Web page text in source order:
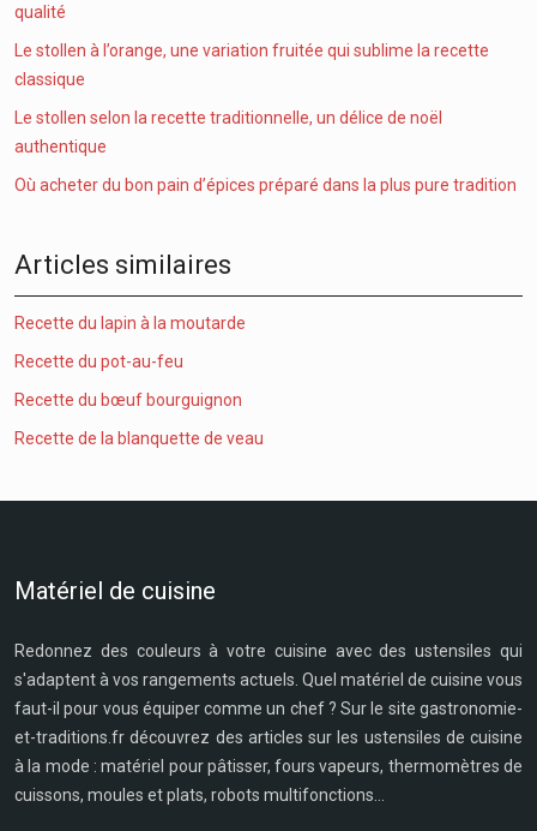
qualité
Le stollen à l’orange, une variation fruitée qui sublime la recette
classique
Le stollen selon la recette traditionnelle, un délice de noël
authentique
Où acheter du bon pain d’épices préparé dans la plus pure tradition
Articles similaires
Recette du lapin à la moutarde
Recette du pot-au-feu
Recette du bœuf bourguignon
Recette de la blanquette de veau
Matériel de cuisine
Redonnez des couleurs à votre cuisine avec des ustensiles qui
s'adaptent à vos rangements actuels. Quel matériel de cuisine vous
faut-il pour vous équiper comme un chef ? Sur le site gastronomie-
et-traditions.fr découvrez des articles sur les ustensiles de cuisine
à la mode : matériel pour pâtisser, fours vapeurs, thermomètres de
cuissons, moules et plats, robots multifonctions...